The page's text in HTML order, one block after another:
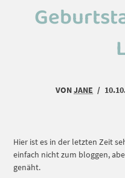
VONJANE /
Hier ist es in der letzten Zeit
einfach nicht zum bloggen,
genäht.